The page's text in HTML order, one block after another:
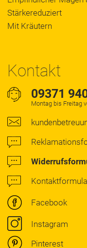
Stärkereduziert
Mit Kräutern
Kontakt
09371
Montag bis Freitag
Facebook
Instagram
Pinterest